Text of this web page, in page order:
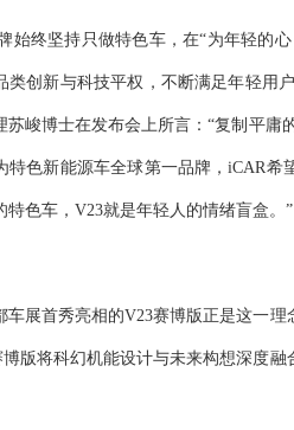
始终坚持只做特色车，在“为年轻的
类创新与科技平权，不断满足年轻用
苏峻博士在发布会上所言：“复制平庸
特色新能源车全球第一品牌，iCAR希
特色车，V23就是年轻人的情绪盲盒。”
车展首秀亮相的V23赛博版正是这一
博版将科幻机能设计与未来构想深度